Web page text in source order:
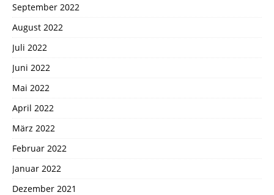
September 2022
August 2022
Juli 2022
Juni 2022
Mai 2022
April 2022
März 2022
Februar 2022
Januar 2022
Dezember 2021